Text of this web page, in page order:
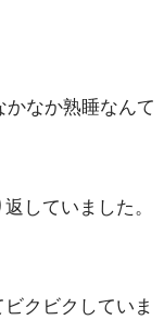
なか熟睡なんて
していました。
クビクしていま